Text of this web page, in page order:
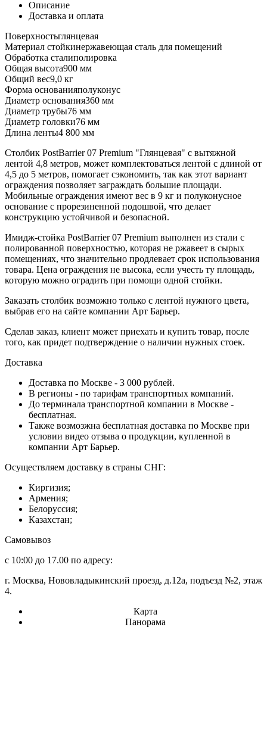
Описание
Доставка и оплата
Поверхностьглянцевая
Материал стойкинержавеющая сталь для помещений
Обработка сталиполировка
Общая высота900 мм
Общий вес9,0 кг
Форма основанияполуконус
Диаметр основания360 мм
Диаметр трубы76 мм
Диаметр головки76 мм
Длина ленты4 800 мм
Столбик PostBarrier 07 Premium "Глянцевая" с вытяжной
лентой 4,8 метров, может комплектоваться лентой с длиной от
4,5 до 5 метров, помогает сэкономить, так как этот вариант
ограждения позволяет заграждать большие площади.
Мобильные ограждения имеют вес в 9 кг и полуконусное
основание с прорезиненной подошвой, что делает
конструкцию устойчивой и безопасной.
Имидж-стойка PostBarrier 07 Premium выполнен из стали с
полированной поверхностью, которая не ржавеет в сырых
помещениях, что значительно продлевает срок использования
товара. Цена ограждения не высока, если учесть ту площадь,
которую можно оградить при помощи одной стойки.
Заказать столбик возможно только с лентой нужного цвета,
выбрав его на сайте компании Арт Барьер.
Сделав заказ, клиент может приехать и купить товар, после
того, как придет подтверждение о наличии нужных стоек.
Доставка
Доставка по Москве - 3 000 рублей.
В регионы - по тарифам транспортных компаний.
До терминала транспортной компании в Москве -
бесплатная.
Также возмозжна бесплатная доставка по Москве при
условии видео отзыва о продукции, купленной в
компании Арт Барьер.
Осуществляем доставку в страны СНГ:
Киргизия;
Армения;
Белоруссия;
Казахстан;
Самовывоз
с 10:00 до 17.00 по адресу:
г. Москва, Нововладыкинский проезд, д.12а, подъезд №2, этаж
4.
Карта
Панорама